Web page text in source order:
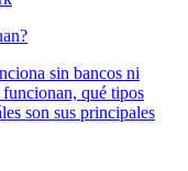
sin bancos ni
qué tipos
son sus principales